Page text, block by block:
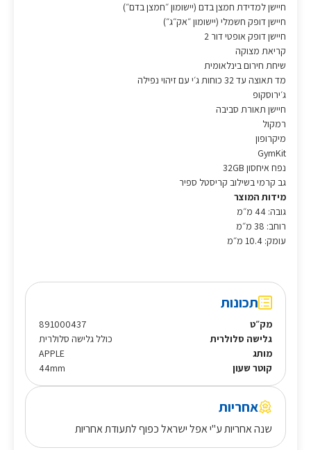
חיישן למדידת חמצן בדם (יישומון ״חמצן בדם״)
חיישן דופק חשמלי (יישומון ״אק״ג״)
חיישן דופק אופטי דור 2
קריאת מצוקה
שיחת חירום בינלאומית
מד תאוצה עד 32 כוחות ג׳י עם זיהוי נפילה
ג׳ירוסקופ
חיישן תאורת סביבה
רמקול
מיקרופון
GymKit
נפח איחסון 32GB
גב קרמי בשילוב קריסטל ספיר
מידות המוצר
גובה: 44 מ״מ
רוחב: 38 מ״מ
עומק: 10.4 מ״מ
תכונות
מק״ט
891000437
גלישה סלולרית
כולל גלישה סלולרית
מותג
APPLE
קוטר שעון
44mm
אחריות
שנה אחריות ע"י אפל ישראל כפוף לתעודת אחריות